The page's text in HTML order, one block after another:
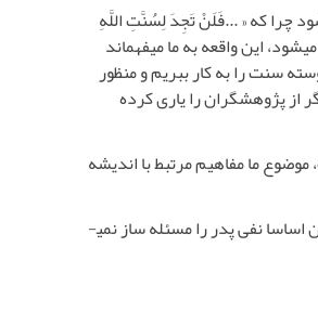
چرا که « ...فَلَنْ تَجِدَ لِسُنَّتِ اللَّهِ
این واقعه به ما می­فهماند
سنت را به کار ببریم و منظور
از پژوهشگران را یاری کرده
ما مفاهیم مرتبط با اندیشه
من فکر نمی­کنم منظور استاد مطهری از این سخن، پذیرش اندیشه ابن عربی باشد. دست­کم از ظاهر کلامشان چنین چیزی بر نمی­آید، چرا که این سخن اساسا نفی پدر را مسئله ساز نمی­